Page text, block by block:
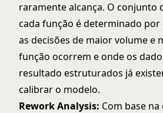
raramente alcança. O conjunto
cada função é determinado por
as decisões de maior volume e
função ocorrem e onde os
resultado estruturados já
calibrar o modelo.
Rework Analysis: Com base